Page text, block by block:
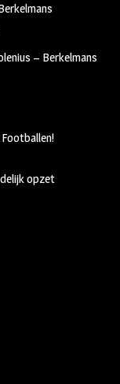
– Berkelmans
opzet